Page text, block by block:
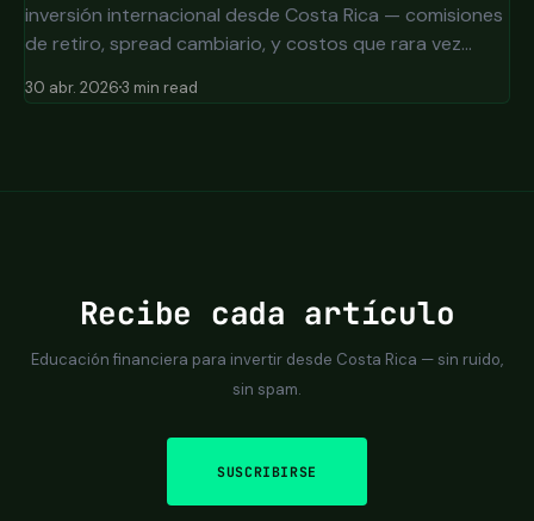
inversión internacional desde Costa Rica — comisiones
de retiro, spread cambiario, y costos que rara vez
30 abr. 20263 min read
Recibe cada artículo
Educación financiera para invertir desde Costa Rica — sin ruido,
sin spam.
SUSCRIBIRSE